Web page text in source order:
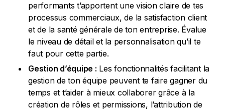
performants t’apportent une vision claire de tes
processus commerciaux, de la satisfaction client
et de la santé générale de ton entreprise. Évalue
le niveau de détail et la personnalisation qu’il te
faut pour cette partie.
Gestion d’équipe : Les fonctionnalités facilitant la
gestion de ton équipe peuvent te faire gagner du
temps et t’aider à mieux collaborer grâce à la
création de rôles et permissions, l’attribution de